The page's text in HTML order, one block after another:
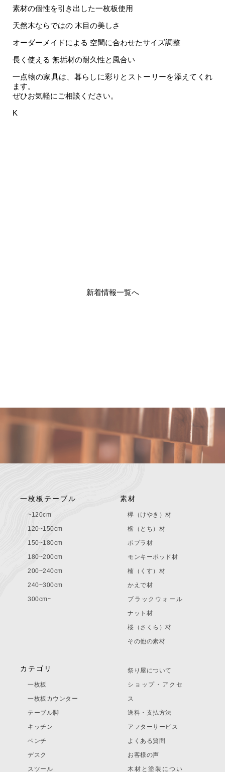
素材の個性を引き出した一枚板使用
天然木ならではの 木目の美しさ
オーダーメイドによる 空間に合わせたサイズ調整
長く使える 無垢材の耐久性と風合い
一点物の家具は、暮らしに彩りとストーリーを添えてくれ
ます。
ぜひお気軽にご相談ください。
K
新着情報一覧へ
一枚板テーブル
~120cm
120~150cm
150~180cm
180~200cm
200~240cm
240~300cm
300cm~
素材
欅（けやき）材
栃（とち）材
ポプラ材
モンキーポッド材
楠（くす）材
かえで材
ブラックウォール
ナット材
桜（さくら）材
その他の素材
カテゴリ
一枚板
一枚板カウンター
テーブル脚
キッチン
ベンチ
デスク
スツール
祭り屋について
ショップ・アクセ
ス
送料・支払方法
アフターサービス
よくある質問
お客様の声
木材と塗装につい